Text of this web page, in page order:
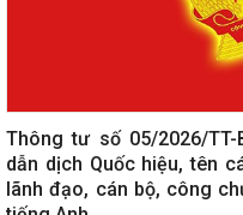
Thông tư số 05/2026/
dẫn dịch Quốc hiệu, tên
lãnh đạo, cán bộ, công